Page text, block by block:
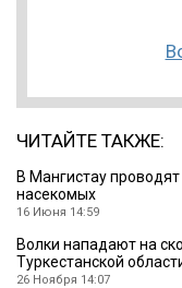
ЧИТАЙТЕ ТАКЖЕ:
В Мангистау
насекомых
16 Июня 14:59
Волки нападают на
Туркестанской
26 Ноября 14:07